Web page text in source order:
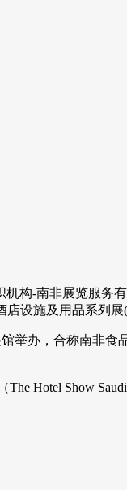
构-南非展览服务
设施及用品系列展
举办，合称南非
Hotel Show